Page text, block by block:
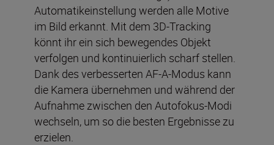
Automatikeinstellung werden alle Motive
im Bild erkannt. Mit dem 3D-Tracking
könnt ihr ein sich bewegendes Objekt
verfolgen und kontinuierlich scharf stellen.
Dank des verbesserten AF-A-Modus kann
die Kamera übernehmen und während der
Aufnahme zwischen den Autofokus-Modi
wechseln, um so die besten Ergebnisse zu
erzielen.